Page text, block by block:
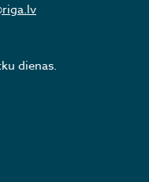
dienas.